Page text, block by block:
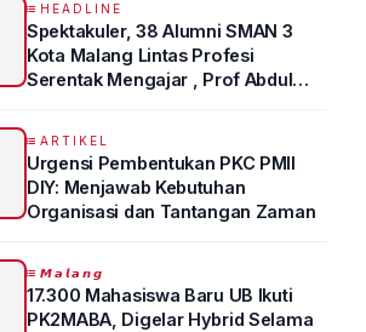
HEADLINE
Spektakuler, 38 Alumni SMAN 3
Kota Malang Lintas Profesi
Serentak Mengajar , Prof Abdul
ARTIKEL
Urgensi Pembentukan PKC PMII
DIY: Menjawab Kebutuhan
Organisasi dan Tantangan Zaman
𝙈𝙖𝙡𝙖𝙣𝙜
17.300 Mahasiswa Baru UB Ikuti
PK2MABA, Digelar Hybrid Selama